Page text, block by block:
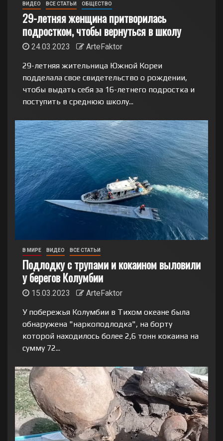
ВИДЕО ВСЕ СТАТЬИ ОБЩЕСТВО
29-летняя женщина притворилась
подростком, чтобы вернуться в школу
24.03.2023
ArteFaktor
29-летняя жительница Южной Кореи
подделала свое свидетельство о рождении,
чтобы выдать себя за 16-летнего подростка и
поступить в среднюю школу...
В МИРЕ ВИДЕО ВСЕ СТАТЬИ
Подлодку с трупами и кокаином выловили
у берегов Колумбии
15.03.2023
ArteFaktor
У побережья Колумбии в Тихом океане была
обнаружена "наркоподлодка", на борту
которой находилось более 2,6 тонн кокаина на
сумму 72...